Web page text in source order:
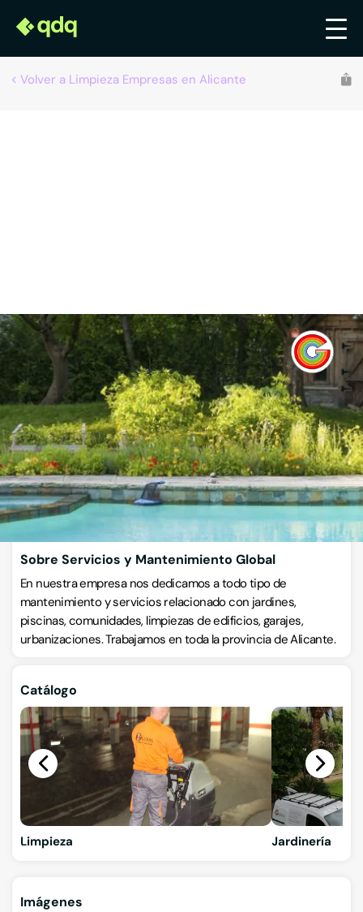
Volver a Limpieza Empresas en Alicante
Recomendado por qdq
Servicios y Mantenimiento Global
Empresas de limpieza
ANTARES 57, 03006, Alicante, Alicante
VISITAR WEB CÓMO LLEGAR ESCRÍBENOS
Llamar ahora
Sobre Servicios y Mantenimiento Global
En nuestra empresa nos dedicamos a todo tipo de
mantenimiento y servicios relacionado con jardines,
piscinas, comunidades, limpiezas de edificios, garajes,
urbanizaciones. Trabajamos en toda la provincia de Alicante.
Catálogo
Limpieza Jardinería
Imágenes